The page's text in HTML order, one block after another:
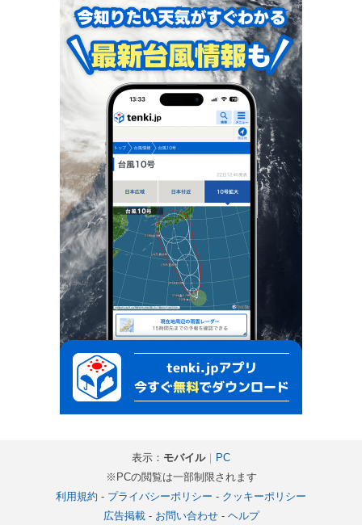
表示： モバイル｜ PC
※PCの閲覧は一部制限されます
利用規約 - プライバシーポリシー - クッキーポリシー
広告掲載- お問い合わせ- ヘルプ